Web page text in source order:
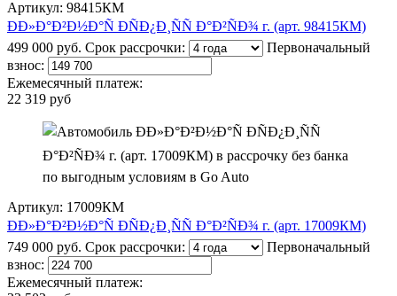
Артикул: 98415КМ
ÐÐ»Ð°Ð²Ð½Ð°Ñ ÐÑÐ¿Ð¸ÑÑ Ð°Ð²ÑÐ¾ г. (арт. 98415КМ)
499 000 руб. Срок рассрочки:
Первоначальный
взнос:
Ежемесячный платеж:
22 319 руб
Артикул: 17009КМ
ÐÐ»Ð°Ð²Ð½Ð°Ñ ÐÑÐ¿Ð¸ÑÑ Ð°Ð²ÑÐ¾ г. (арт. 17009КМ)
749 000 руб. Срок рассрочки:
Первоначальный
взнос:
Ежемесячный платеж: